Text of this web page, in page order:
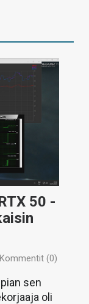
50 -
Kommentit (0)
sen
oli